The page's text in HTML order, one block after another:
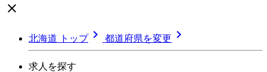

北海道 トップ 都道府県を変更 
求人を探す